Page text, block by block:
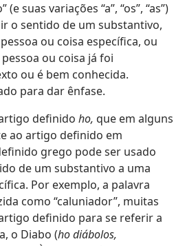
suas variações “a”, “os”, “as”)
o sentido de um substantivo,
ou coisa específica, ou
ou coisa já foi
ou é bem conhecida.
para dar ênfase.
definido ho, que em alguns
ao artigo definido em
grego pode ser usado
de um substantivo a uma
Por exemplo, a palavra
como “caluniador”, muitas
definido para se referir a
o Diabo (ho diábolos,